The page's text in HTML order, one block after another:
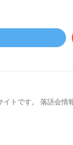
です。 落語会情